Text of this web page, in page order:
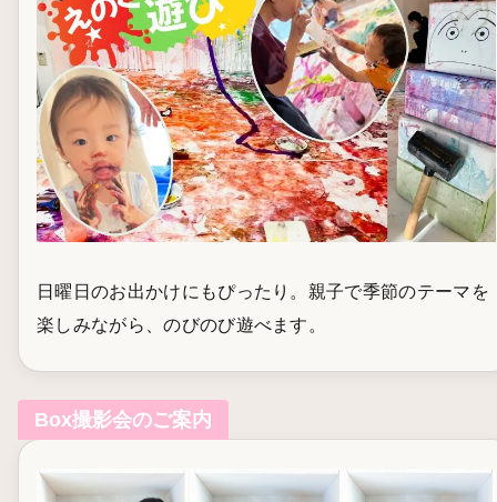
日曜日のお出かけにもぴったり。親子で季節のテーマを
楽しみながら、のびのび遊べます。
Box撮影会のご案内